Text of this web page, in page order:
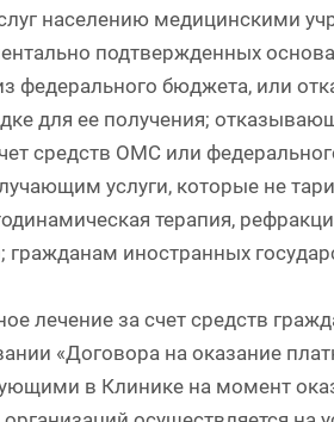
населению медицинскими
подтвержденных
федерального бюджета, или
для ее получения;
средств ОМС или
услуги, которые не
терапия,
гражданам иностранных
лечение за счет средств
«Договора на оказание
в Клинике на момент